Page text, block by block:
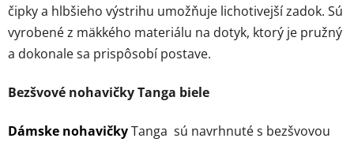
čipky a hlbšieho výstrihu umožňuje lichotivejší zadok. Sú
vyrobené z mäkkého materiálu na dotyk, ktorý je pružný
a dokonale sa prispôsobí postave.
Bezšvové nohavičky Tanga biele
Dámske nohavičkyTanga sú navrhnuté s bezšvovou